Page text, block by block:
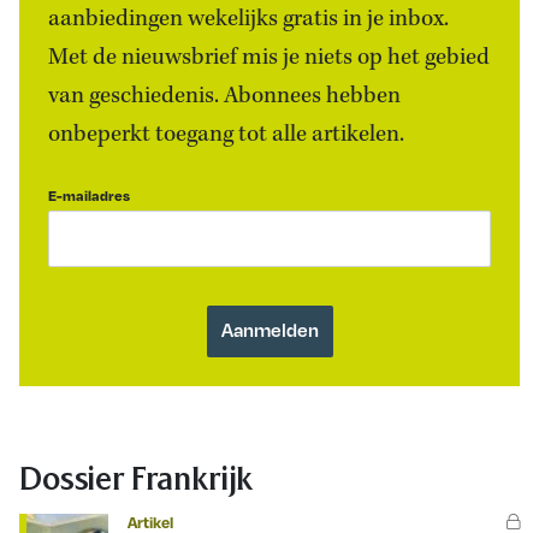
aanbiedingen wekelijks gratis in je inbox.
Met de nieuwsbrief mis je niets op het gebied
van geschiedenis. Abonnees hebben
onbeperkt toegang tot alle artikelen.
E-mailadres
Dossier Frankrijk
Artikel